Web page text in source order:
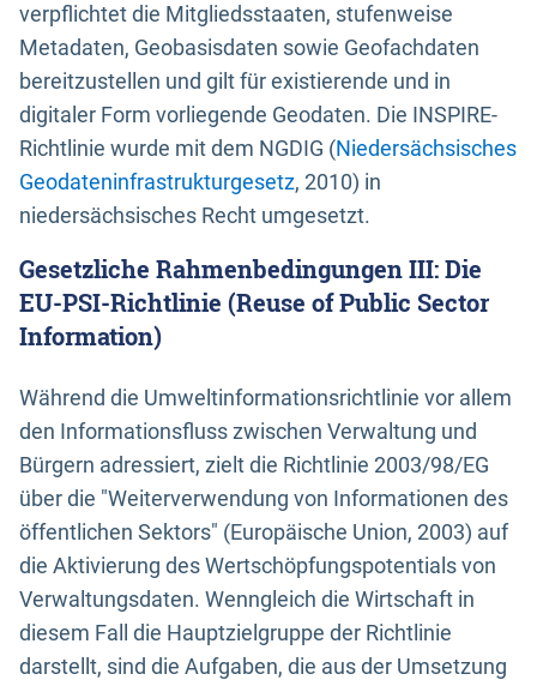
verpflichtet die Mitgliedsstaaten, stufenweise
Metadaten, Geobasisdaten sowie Geofachdaten
bereitzustellen und gilt für existierende und in
digitaler Form vorliegende Geodaten. Die INSPIRE-
Richtlinie wurde mit dem NGDIG (Niedersächsisches
Geodateninfrastrukturgesetz, 2010) in
niedersächsisches Recht umgesetzt.
Gesetzliche Rahmenbedingungen III: Die
EU-PSI-Richtlinie (Reuse of Public Sector
Information)
Während die Umweltinformationsrichtlinie vor allem
den Informationsfluss zwischen Verwaltung und
Bürgern adressiert, zielt die Richtlinie 2003/98/EG
über die "Weiterverwendung von Informationen des
öffentlichen Sektors" (Europäische Union, 2003) auf
die Aktivierung des Wertschöpfungspotentials von
Verwaltungsdaten. Wenngleich die Wirtschaft in
diesem Fall die Hauptzielgruppe der Richtlinie
darstellt, sind die Aufgaben, die aus der Umsetzung